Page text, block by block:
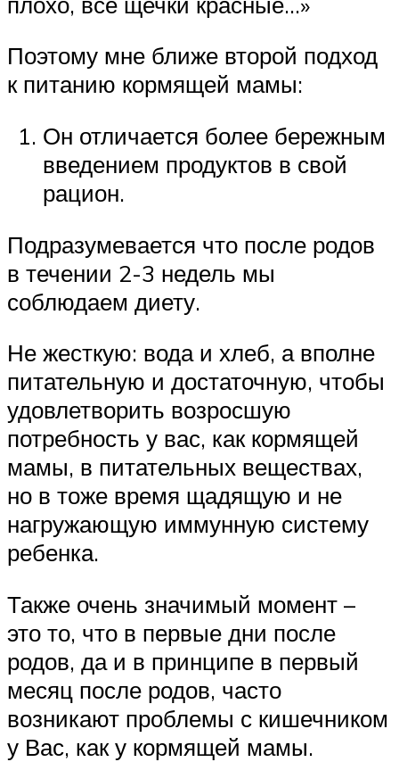
Поэтому мне ближе второй подход
к питанию кормящей мамы:
Он отличается более бережным
введением продуктов в свой
рацион.
Подразумевается что после родов
в течении 2-3 недель мы
соблюдаем диету.
Не жесткую: вода и хлеб, а вполне
питательную и достаточную, чтобы
удовлетворить возросшую
потребность у вас, как кормящей
мамы, в питательных веществах,
но в тоже время щадящую и не
нагружающую иммунную систему
ребенка.
Также очень значимый момент –
это то, что в первые дни после
родов, да и в принципе в первый
месяц после родов, часто
возникают проблемы с кишечником
у Вас, как у кормящей мамы.